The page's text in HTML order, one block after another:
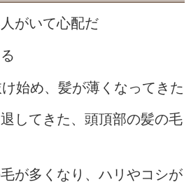
がいて心配だ
始め、髪が薄くなってきた
してきた、頭頂部の髪の毛
が多くなり、ハリやコシが